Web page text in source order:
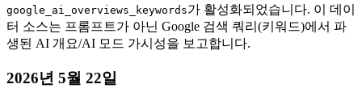
google_ai_overviews_keywords가 활성화되었습니다. 이 데이
터 소스는 프롬프트가 아닌 Google 검색 쿼리(키워드)에서 파
생된 AI 개요/AI 모드 가시성을 보고합니다.
2026년 5월 22일